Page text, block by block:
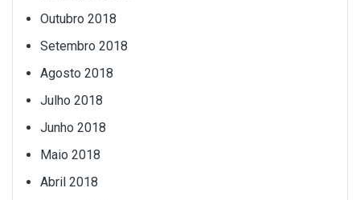
Outubro 2018
Setembro 2018
Agosto 2018
Julho 2018
Junho 2018
Maio 2018
Abril 2018